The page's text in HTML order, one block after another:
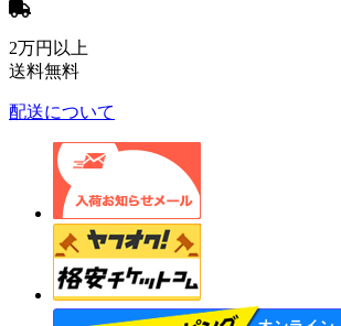
2万円以上
送料無料
配送について